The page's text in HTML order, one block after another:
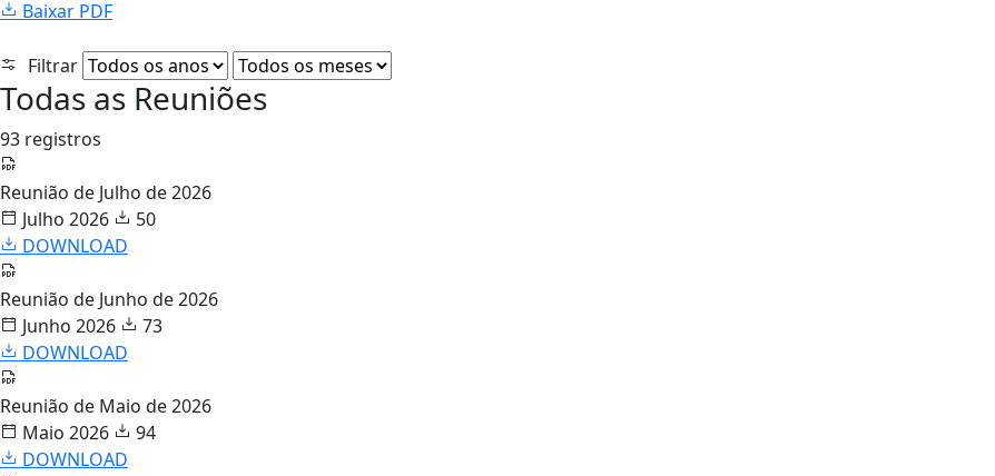
Baixar PDF
Filtrar
Todas as Reuniões
93 registros
Reunião de Julho de 2026
Julho 2026
50
DOWNLOAD
Reunião de Junho de 2026
Junho 2026
73
DOWNLOAD
Reunião de Maio de 2026
Maio 2026
94
DOWNLOAD